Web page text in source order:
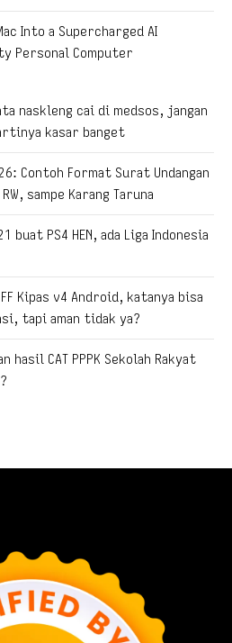
Into a Supercharged AI
Personal Computer
naskleng cai di medsos, jangan
kasar banget
Contoh Format Surat Undangan
sampe Karang Taruna
buat PS4 HEN, ada Liga Indonesia
Kipas v4 Android, katanya bisa
tapi aman tidak ya?
hasil CAT PPPK Sekolah Rakyat